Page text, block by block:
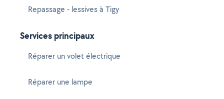
Repassage - lessives à Tigy
Services principaux
Réparer un volet électrique
Réparer une lampe